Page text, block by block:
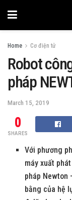
Home Cơ điện tử
Robot
pháp
March 15, 2019
0
SHARES
Với phương
máy xuất
pháp Newton
bằng của hệ